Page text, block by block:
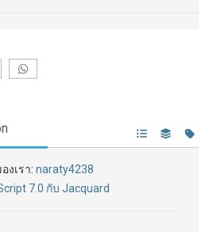
งเรา: naraty4238
7.0 กับ Jacquard